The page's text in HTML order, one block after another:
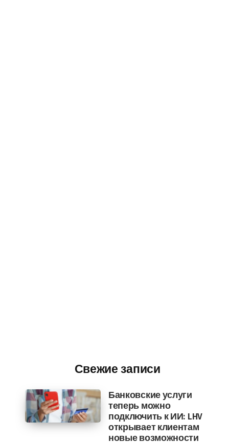
Свежие записи
Банковские услуги
теперь можно
подключить к ИИ: LHV
открывает клиентам
новые возможности